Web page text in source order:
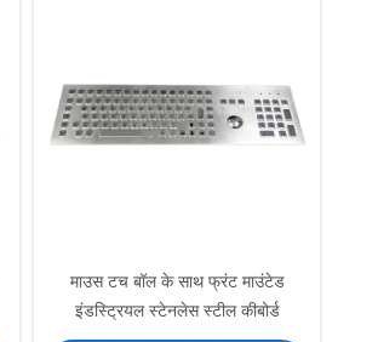
माउस टच बॉल के साथ फ्रंट माउंटेड
इंडस्ट्रियल स्टेनलेस स्टील कीबोर्ड